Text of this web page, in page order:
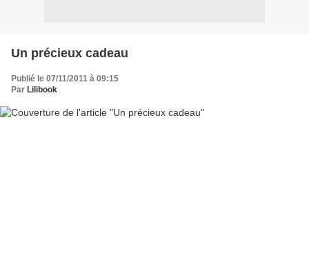
Un précieux cadeau
Publié le 07/11/2011 à 09:15
Par Lilibook